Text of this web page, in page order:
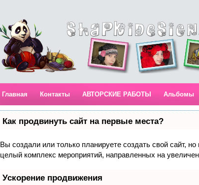
Главная Контакты АВТОРСКИЕ РАБОТЫ Альбомы
Как продвинуть сайт на первые места?
Вы создали или только планируете создать свой сайт,
целый комплекс мероприятий, направленных на
Ускорение продвижения